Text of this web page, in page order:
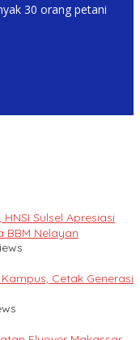
30 orang petani
Sulsel Apresiasi
BBM Nelayan
Cetak Generasi